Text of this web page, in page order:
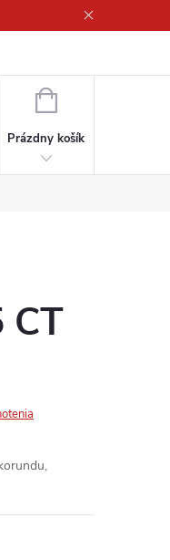
NÁKUPNÝ
Prázdny košík
CT